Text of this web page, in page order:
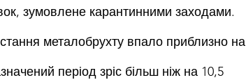
зумовлене карантинними заходами.
металобрухту впало приблизно на
період зріс більш ніж на 10,5